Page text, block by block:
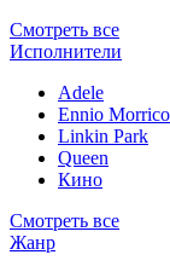
Смотреть все
Исполнители
Adele
Ennio
Linkin Park
Queen
Кино
Смотреть все
Жанр